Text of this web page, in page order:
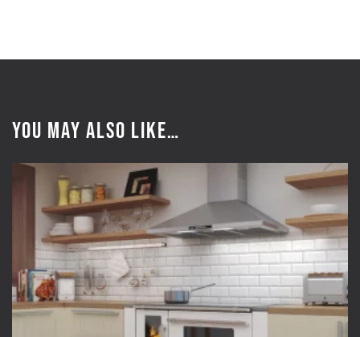
You may also like…